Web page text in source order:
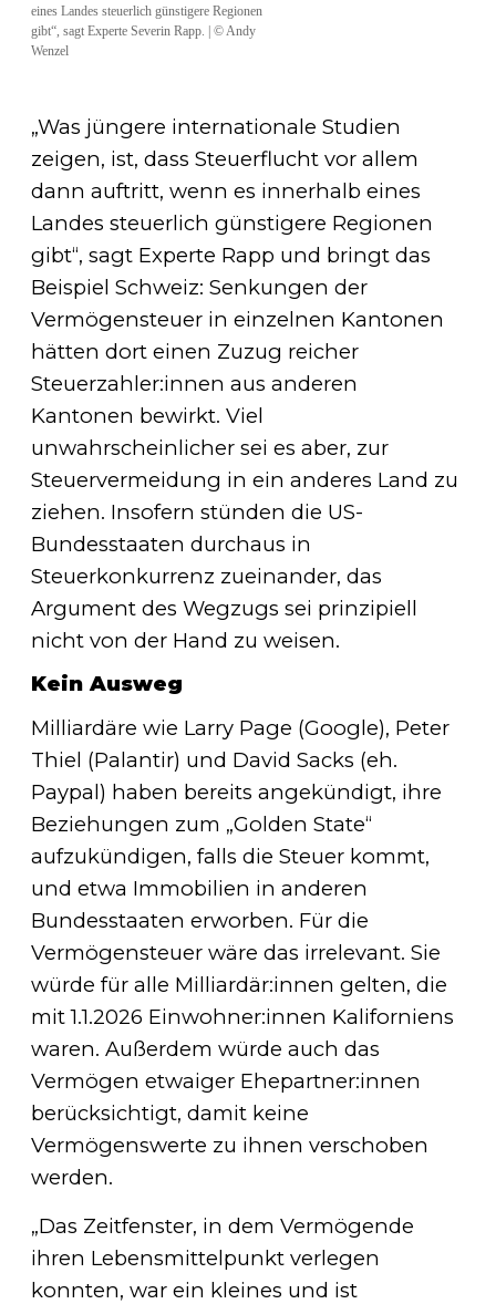
eines Landes steuerlich günstigere Regionen
gibt“, sagt Experte Severin Rapp. | © Andy
Wenzel
„Was jüngere internationale Studien
zeigen, ist, dass Steuerflucht vor allem
dann auftritt, wenn es innerhalb eines
Landes steuerlich günstigere Regionen
gibt“, sagt Experte Rapp und bringt das
Beispiel Schweiz: Senkungen der
Vermögensteuer in einzelnen Kantonen
hätten dort einen Zuzug reicher
Steuerzahler:innen aus anderen
Kantonen bewirkt. Viel
unwahrscheinlicher sei es aber, zur
Steuervermeidung in ein anderes Land zu
ziehen. Insofern stünden die US-
Bundesstaaten durchaus in
Steuerkonkurrenz zueinander, das
Argument des Wegzugs sei prinzipiell
nicht von der Hand zu weisen.
Kein Ausweg
Milliardäre wie Larry Page (Google), Peter
Thiel (Palantir) und David Sacks (eh.
Paypal) haben bereits angekündigt, ihre
Beziehungen zum „Golden State“
aufzukündigen, falls die Steuer kommt,
und etwa Immobilien in anderen
Bundesstaaten erworben. Für die
Vermögensteuer wäre das irrelevant. Sie
würde für alle Milliardär:innen gelten, die
mit 1.1.2026 Einwohner:innen Kaliforniens
waren. Außerdem würde auch das
Vermögen etwaiger Ehepartner:innen
berücksichtigt, damit keine
Vermögenswerte zu ihnen verschoben
werden.
„Das Zeitfenster, in dem Vermögende
ihren Lebensmittelpunkt verlegen
konnten, war ein kleines und ist